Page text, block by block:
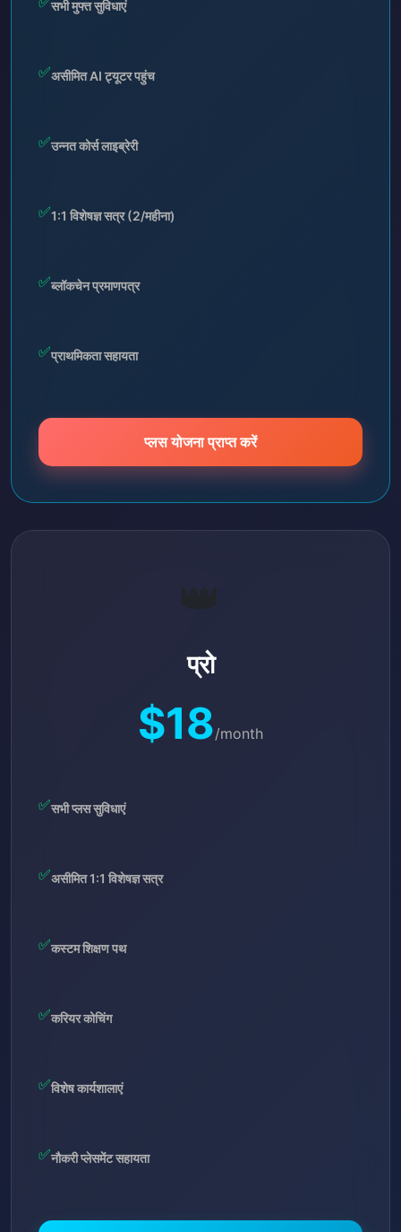
सभी मुफ्त सुविधाएं
✅असीमित AI ट्यूटर पहुंच
✅उन्नत कोर्स लाइब्रेरी
✅1:1 विशेषज्ञ सत्र (2/महीना)
✅ब्लॉकचेन प्रमाणपत्र
✅प्राथमिकता सहायता
प्लस योजना प्राप्त करें
प्रो
$18/month
✅सभी प्लस सुविधाएं
✅असीमित 1:1 विशेषज्ञ सत्र
✅कस्टम शिक्षण पथ
✅करियर कोचिंग
✅विशेष कार्यशालाएं
✅नौकरी प्लेसमेंट सहायता